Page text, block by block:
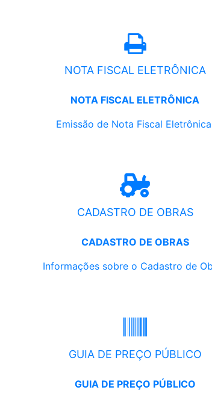
NOTA FISCAL ELETRÔNICA
NOTA FISCAL ELETRÔNICA
Emissão de Nota Fiscal
CADASTRO DE OBRAS
CADASTRO DE OBRAS
Informações sobre o Cadastro de
GUIA DE PREÇO PÚBLICO
GUIA DE PREÇO PÚBLICO